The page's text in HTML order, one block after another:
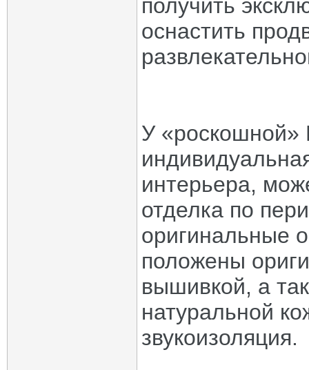
получить
оснастить
У «роскошной»
интерьера,
отделка по
оригинальные
положены
вышивкой, а
натуральной
звукоизоляция.